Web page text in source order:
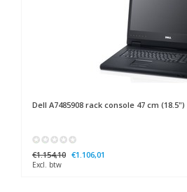
Dell A7485908 rack console 47 cm
€1.154,10 €1.106,01
Excl. btw